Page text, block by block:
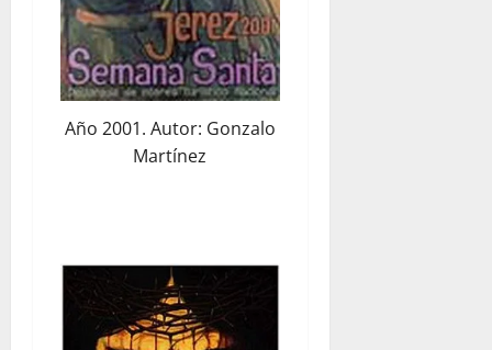
Año 2001. Autor: Gonzalo
Martínez